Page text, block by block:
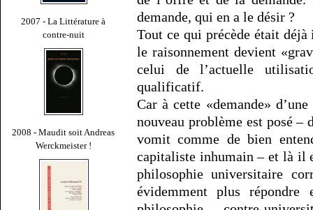
2007 - La Littérature à
contre-nuit
2008 - Maudit soit Andreas
Werckmeister !
demande, qui en a le désir ?
Tout ce qui précède était
le raisonnement devient
celui de l’actuelle
qualificatif.
Car à cette «demande»
nouveau problème est posé –
vomit comme de bien
capitaliste inhumain – et là il
philosophie universitaire
évidemment plus